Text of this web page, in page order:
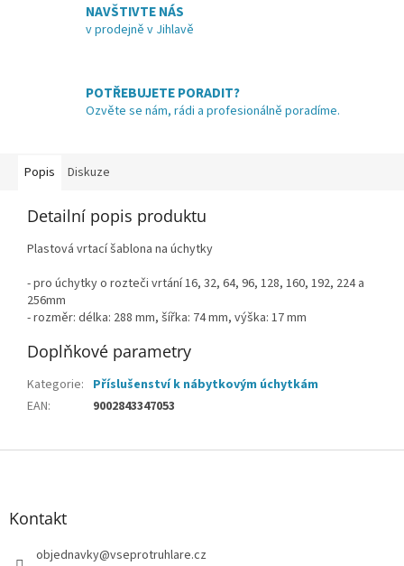
NAVŠTIVTE NÁS
v prodejně v Jihlavě
POTŘEBUJETE PORADIT?
Ozvěte se nám, rádi a profesionálně poradíme.
Popis Diskuze
Detailní popis produktu
Plastová vrtací šablona na úchytky
- pro úchytky o rozteči vrtání 16, 32, 64, 96, 128, 160, 192, 224 a
256mm
- rozměr: délka: 288 mm, šířka: 74 mm, výška: 17 mm
Doplňkové parametry
Kategorie: Příslušenství k nábytkovým úchytkám
EAN: 9002843347053
Z
Kontakt
objednavky@vseprotruhlare.cz